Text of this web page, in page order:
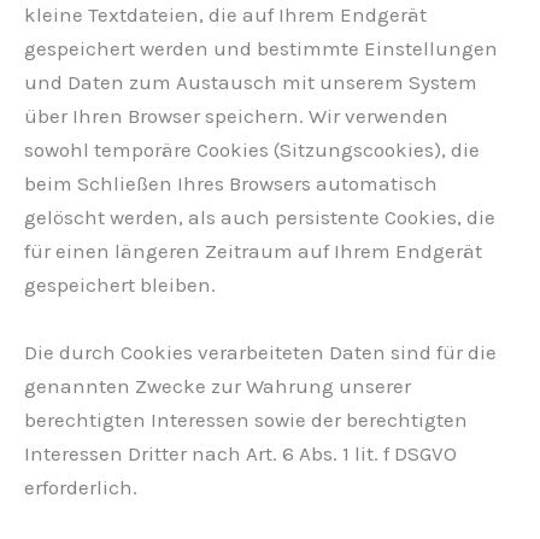
kleine Textdateien, die auf Ihrem Endgerät
gespeichert werden und bestimmte Einstellungen
und Daten zum Austausch mit unserem System
über Ihren Browser speichern. Wir verwenden
sowohl temporäre Cookies (Sitzungscookies), die
beim Schließen Ihres Browsers automatisch
gelöscht werden, als auch persistente Cookies, die
für einen längeren Zeitraum auf Ihrem Endgerät
gespeichert bleiben.
Die durch Cookies verarbeiteten Daten sind für die
genannten Zwecke zur Wahrung unserer
berechtigten Interessen sowie der berechtigten
Interessen Dritter nach Art. 6 Abs. 1 lit. f DSGVO
erforderlich.